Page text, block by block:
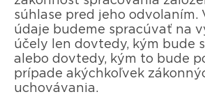
súhlase pred jeho odvolaním.
údaje budeme spracúvať na
účely len dovtedy, kým bude
alebo dovtedy, kým to bude
prípade akýchkoľvek
uchovávania.